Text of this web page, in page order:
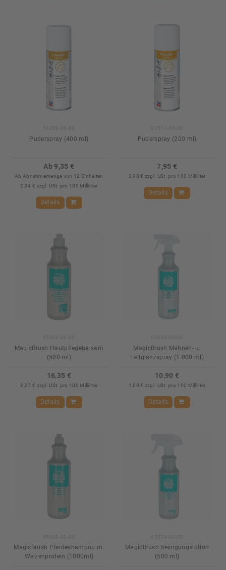
Puderspray (400 ml)
Ab 9,35 €
Ab Abnahmemenge von 12 Einheiten
2,34 € zzgl. USt. pro 100 Milliliter
Details
Puderspray (200 ml)
7,95 €
3,98 € zzgl. USt. pro 100 Milliliter
Details
MagicBrush Hautpflegebalsam
(500 ml)
16,35 €
3,27 € zzgl. USt. pro 100 Milliliter
Details
MagicBrush Mähnen- u.
Fellglanzspray (1.000 ml)
10,90 €
1,09 € zzgl. USt. pro 100 Milliliter
Details
MagicBrush Pferdeshampoo m.
Weizenprotein (1000ml)
MagicBrush Reinigungslotion
(500 ml)